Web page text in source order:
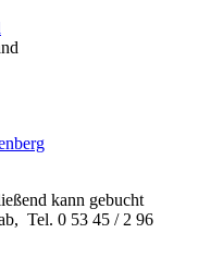
kann gebucht
Tel. 0 53 45 / 2 96